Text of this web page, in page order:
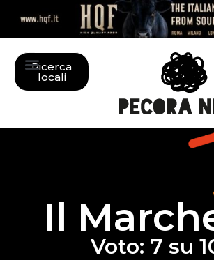
Ricerca
locali
Il
Voto: 7 su